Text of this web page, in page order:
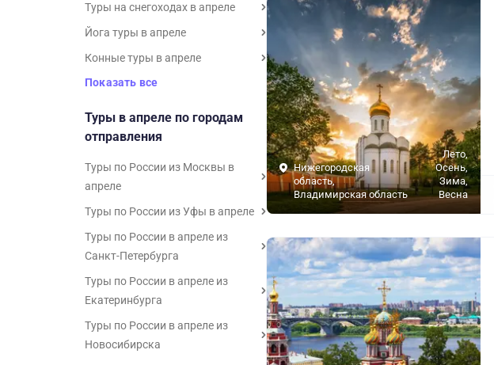
Туры на снегоходах в апреле
Йога туры в апреле
Конные туры в апреле
Показать все
Туры в апреле по городам
отправления
Туры по России из Москвы в
апреле
Туры по России из Уфы в апреле
Туры по России в апреле из
Санкт-Петербурга
Туры по России в апреле из
Екатеринбурга
Туры по России в апреле из
Новосибирска
Нижегородская
область,
Владимирская область
Лето,
Осень,
Зима,
Весна